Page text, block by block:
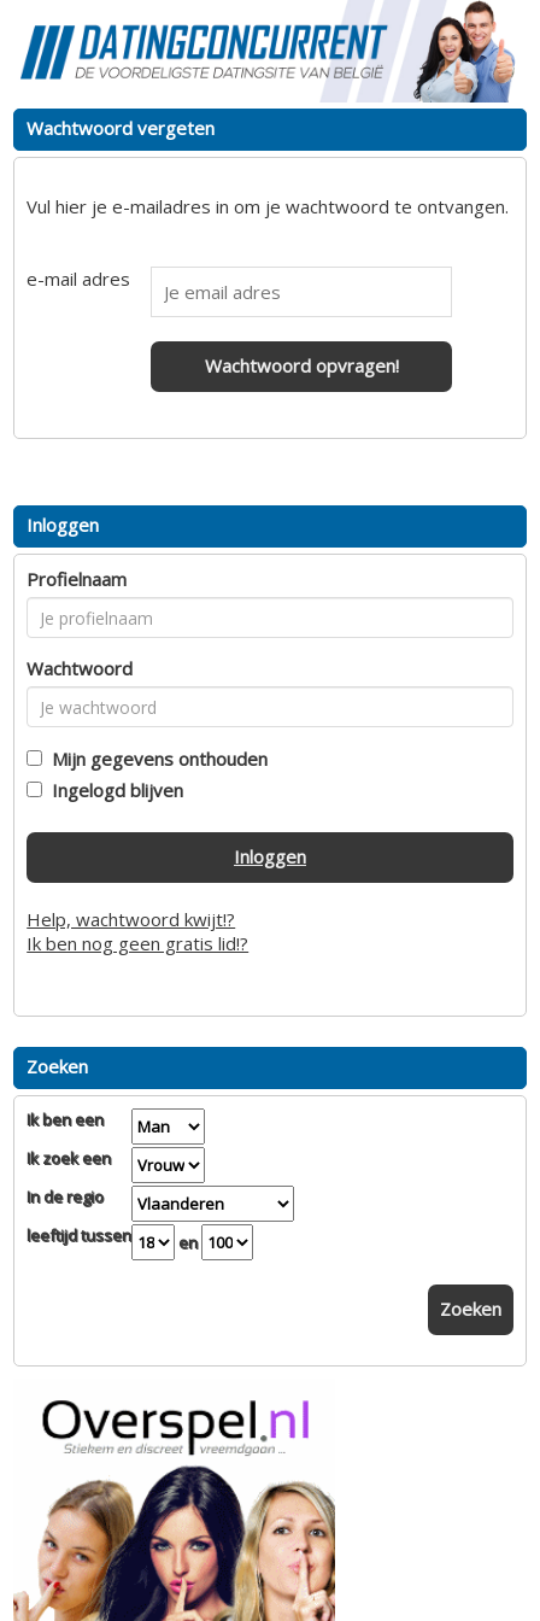
Wachtwoord vergeten
Vul hier je e-mailadres in om je wachtwoord te ontvangen.
e-mail adres
Wachtwoord opvragen!
Inloggen
Profielnaam
Wachtwoord
Mijn gegevens onthouden
Ingelogd blijven
Inloggen
Help, wachtwoord kwijt!?
Ik ben nog geen gratis lid!?
Zoeken
Ik ben een
Ik zoek een
In de regio
leeftijd tussen
en
Zoeken